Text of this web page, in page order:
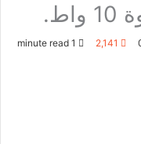
2,141